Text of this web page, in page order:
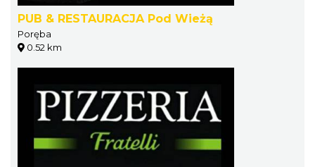
PUB & RESTAURACJA Pod Wieżą
Poręba
0.52 km